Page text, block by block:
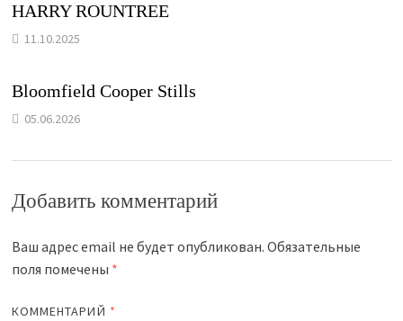
HARRY ROUNTREE
11.10.2025
Bloomfield Cooper Stills
05.06.2026
Добавить комментарий
Ваш адрес email не будет опубликован. Обязательные
поля помечены *
КОММЕНТАРИЙ *